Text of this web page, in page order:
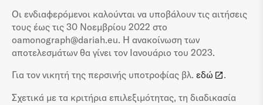
Οι ενδιαφερόμενοι καλούνται να υποβάλουν τις αιτήσεις
τους έως τις 30 Νοεμβρίου 2022 στο
oamonograph@dariah.eu. Η ανακοίνωση των
αποτελεσμάτων θα γίνει τον Ιανουάριο του 2023.
Για τον νικητή της περσινής υποτροφίας βλ. εδώ
.
Σχετικά με τα κριτήρια επιλεξιμότητας, τη διαδικασία